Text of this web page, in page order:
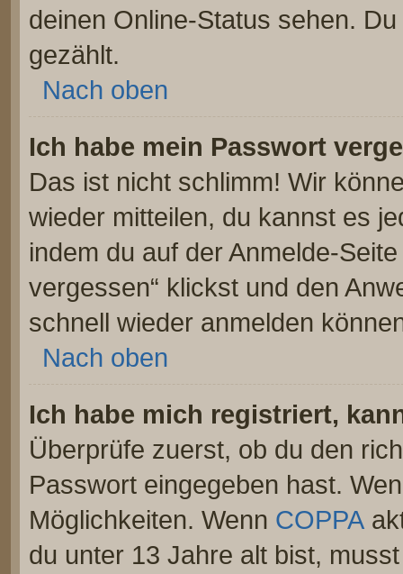
deinen Online-Status sehen.
gezählt.
Nach oben
Ich habe mein Passwort
Das ist nicht schlimm! Wir
wieder mitteilen, du kannst es
indem du auf der Anmelde-
vergessen“ klickst und den
schnell wieder anmelden
Nach oben
Ich habe mich registriert,
Überprüfe zuerst, ob du den
Passwort eingegeben hast.
Möglichkeiten. Wenn COPPA
du unter 13 Jahre alt bist,